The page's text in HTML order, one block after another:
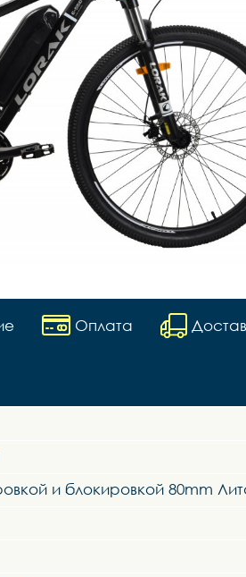
Оплата
и блокировкой 80mm